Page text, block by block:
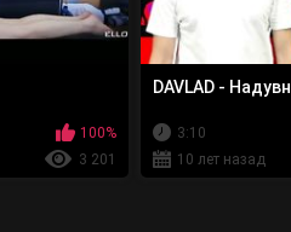
100%
3 201
DAVLAD -
3:10
10 лет назад